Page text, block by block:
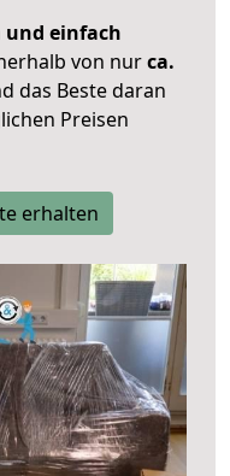
und einfach
von nurca.
das Beste daran
Preisen
erhalten